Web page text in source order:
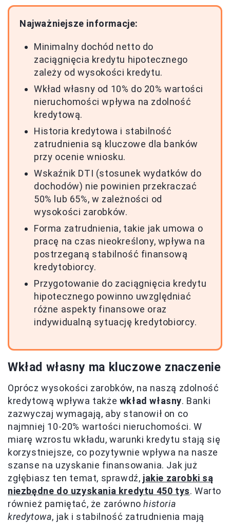
Najważniejsze informacje:
Minimalny dochód netto do
zaciągnięcia kredytu hipotecznego
zależy od wysokości kredytu.
Wkład własny od 10% do 20% wartości
nieruchomości wpływa na zdolność
kredytową.
Historia kredytowa i stabilność
zatrudnienia są kluczowe dla banków
przy ocenie wniosku.
Wskaźnik DTI (stosunek wydatków do
dochodów) nie powinien przekraczać
50% lub 65%, w zależności od
wysokości zarobków.
Forma zatrudnienia, takie jak umowa o
pracę na czas nieokreślony, wpływa na
postrzeganą stabilność finansową
kredytobiorcy.
Przygotowanie do zaciągnięcia kredytu
hipotecznego powinno uwzględniać
różne aspekty finansowe oraz
indywidualną sytuację kredytobiorcy.
Wkład własny ma kluczowe znaczenie
Oprócz wysokości zarobków, na naszą zdolność
kredytową wpływa także wkład własny. Banki
zazwyczaj wymagają, aby stanowił on co
najmniej 10-20% wartości nieruchomości. W
miarę wzrostu wkładu, warunki kredytu stają się
korzystniejsze, co pozytywnie wpływa na nasze
szanse na uzyskanie finansowania. Jak już
zgłębiasz ten temat, sprawdź, jakie zarobki są
niezbędne do uzyskania kredytu 450 tys. Warto
również pamiętać, że zarównohistoria
kredytowa, jak i stabilność zatrudnienia mają